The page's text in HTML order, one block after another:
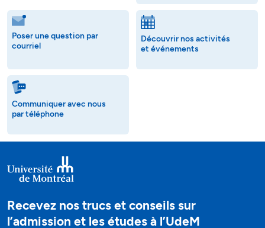
Poser une question par
courriel
Découvrir nos activités
et événements
Communiquer avec nous
par téléphone
Recevez nos trucs et conseils sur
l’admission et les études à l’UdeM